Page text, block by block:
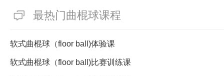
最热门曲棍球课程
软式曲棍球（floor ball)体验课
软式曲棍球（floor ball)比赛训练课